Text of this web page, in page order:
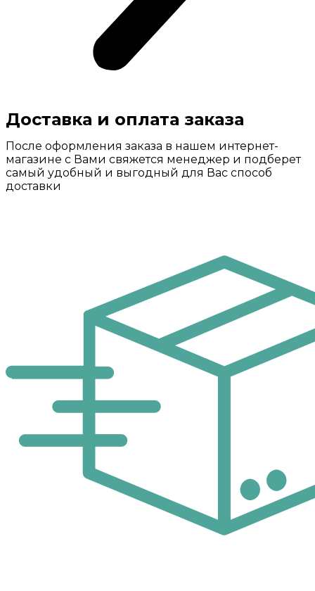
Доставка и оплата заказа
После оформления заказа в нашем интернет-
магазине с Вами свяжется менеджер и подберет
самый удобный и выгодный для Вас способ
доставки